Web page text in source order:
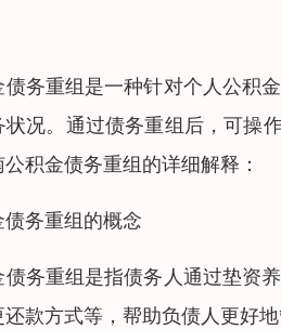
务重组是一种针对个人公积
况。通过债务重组后，可操
积金债务重组的详细解释：
务重组的概念
务重组是指债务人通过垫资
款方式等，帮助负债人更好